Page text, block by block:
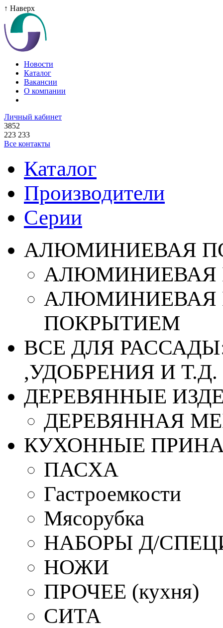
↑ Наверх
Новости
Каталог
Вакансии
О компании
Личный кабинет
3852
223 233
Все контакты
Каталог
Производители
Серии
АЛЮМИНИЕВАЯ
АЛЮМИНИЕВАЯ
АЛЮМИНИЕВАЯ
ПОКРЫТИЕМ
ВСЕ ДЛЯ
,УДОБРЕНИЯ И Т.Д.
ДЕРЕВЯННЫЕ
ДЕРЕВЯННАЯ
КУХОННЫЕ
ПАСХА
Гастроемкости
Мясорубка
НАБОРЫ Д/
НОЖИ
ПРОЧЕЕ (кухня)
СИТА